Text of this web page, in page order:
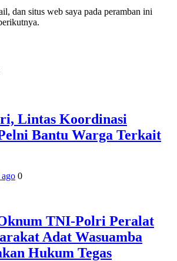
dan situs web saya pada peramban ini
Lintas Koordinasi
Bantu Warga Terkait
0
TNI-Polri Peralat
Adat Wasuamba
Hukum Tegas